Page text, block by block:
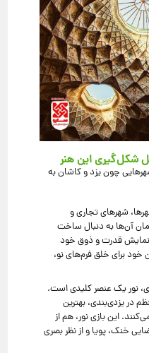
شکل‌گیری این هنر
چون یزد و کاشان به
شهرهای تجاری و
آن‌ها به دنبال ساخت
نمایش قدرت و ذوق خود
خود برای خلق فرم‌های نو،
نور یک عنصر کلیدی است.
در یزدی‌بندی، بهترین
این بازی نور، هم از
خنک، پویا و از نظر بصری